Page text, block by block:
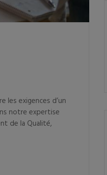
les exigences d’un
notre expertise
de la Qualité,